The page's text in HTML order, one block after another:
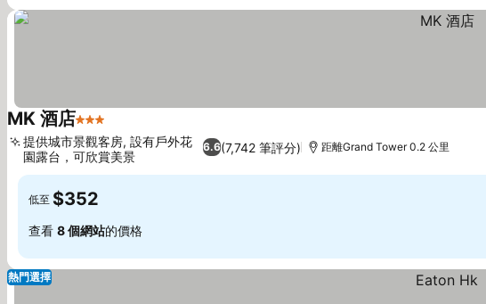
MK 酒店3 星級
6.6(7,742 筆評分)
提供城市景觀客房, 設有戶外花
園露台，可欣賞美景
距離Grand Tower 0.2 公里
低至 $352
查看 8 個網站的價格
熱門選擇